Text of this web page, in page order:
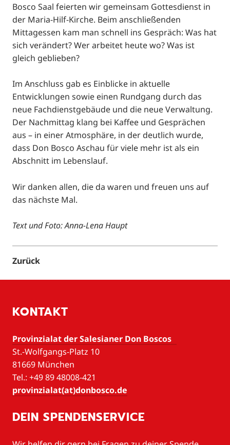
Bosco Saal feierten wir gemeinsam Gottesdienst in
der Maria-Hilf-Kirche. Beim anschließenden
Mittagessen kam man schnell ins Gespräch: Was hat
sich verändert? Wer arbeitet heute wo? Was ist
gleich geblieben?
Im Anschluss gab es Einblicke in aktuelle
Entwicklungen sowie einen Rundgang durch das
neue Fachdienstgebäude und die neue Verwaltung.
Der Nachmittag klang bei Kaffee und Gesprächen
aus – in einer Atmosphäre, in der deutlich wurde,
dass Don Bosco Aschau für viele mehr ist als ein
Abschnitt im Lebenslauf.
Wir danken allen, die da waren und freuen uns auf
das nächste Mal.
Text und Foto: Anna-Lena Haupt
Zurück
KONTAKT
Provinzialat der Salesianer Don Boscos
St.-Wolfgangs-Platz 10
81669 München
Tel.: +49 89 48008-421
provinzialat(at)donbosco.de
DEIN SPENDENSERVICE